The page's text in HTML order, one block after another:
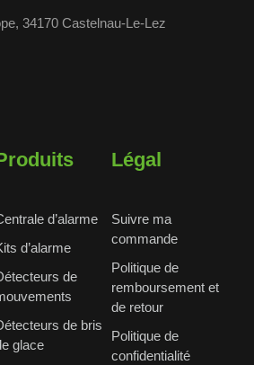
34170 Castelnau-Le-Lez
d’alarme
d’alarme
de
de bris
glace
Légal
Suivre ma
commande
Politique de
remboursement et
de retour
Politique de
confidentialité